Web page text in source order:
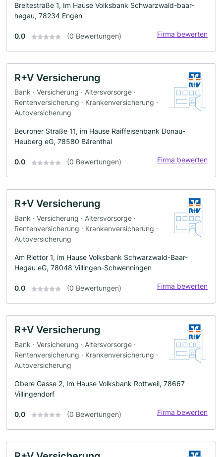
Breitestraße 1, Im Hause Volksbank Schwarzwald-baar-
hegau, 78234 Engen
0.0 (0 Bewertungen) Firma bewerten
R+V Versicherung
Bank · Versicherung · Altersvorsorge ·
Rentenversicherung · Krankenversicherung ·
Autoversicherung
Beuroner Straße 11, im Hause Raiffeisenbank Donau-
Heuberg eG, 78580 Bärenthal
0.0 (0 Bewertungen) Firma bewerten
R+V Versicherung
Bank · Versicherung · Altersvorsorge ·
Rentenversicherung · Krankenversicherung ·
Autoversicherung
Am Riettor 1, im Hause Volksbank Schwarzwald-Baar-
Hegau eG, 78048 Villingen-Schwenningen
0.0 (0 Bewertungen) Firma bewerten
R+V Versicherung
Bank · Versicherung · Altersvorsorge ·
Rentenversicherung · Krankenversicherung ·
Autoversicherung
Obere Gasse 2, Im Hause Volksbank Rottweil, 78667
Villingendorf
0.0 (0 Bewertungen) Firma bewerten